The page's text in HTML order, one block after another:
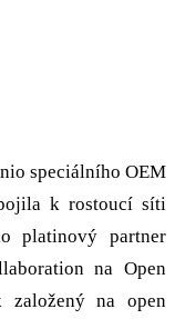
speciálního OEM
k rostoucí síti
platinový partner
na Open
založený na open